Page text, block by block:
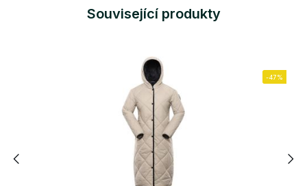
Související produkty
-47%